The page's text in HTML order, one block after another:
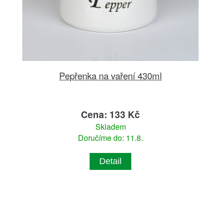
Pepřenka na vaření 430ml
Cena: 133 Kč
Skladem
Doručíme do: 11.8.
Detail